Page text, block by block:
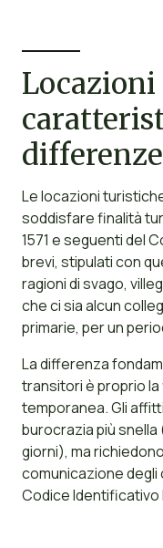
differenze
Le locazioni
soddisfare finalità
1571 e seguenti del
brevi, stipulati con
ragioni di svago,
che ci sia alcun
primarie, per un
La differenza
transitori è proprio
temporanea. Gli
burocrazia più
giorni), ma
comunicazione degli
Codice Identificativo